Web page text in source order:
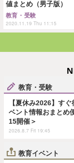
値まとめ（男子版）
教育・受験
2020.11.19 Thu 11:15
教育・受験
【夏休み2026】すぐ
ベント情報おまとめ
15開催＞
2026.8.7 Fri 19:45
教育イベント